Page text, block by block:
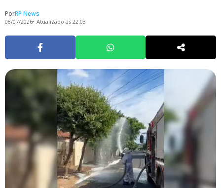
PorRP News
08/07/2026 Atualizado às 22:03